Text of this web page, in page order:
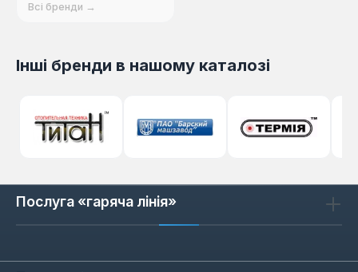
Всі бренди →
Інші бренди в нашому каталозі
Послуга «гаряча лінія»